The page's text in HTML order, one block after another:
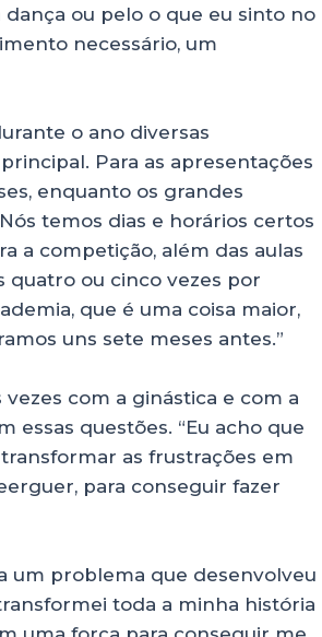
ou pelo o que eu sinto no
necessário, um
o ano diversas
Para as apresentações
enquanto os grandes
temos dias e horários certos
a competição, além das aulas
quatro ou cinco vezes por
que é uma coisa maior,
uns sete meses antes.”
com a ginástica e com a
essas questões. “Eu acho que
as frustrações em
para conseguir fazer
um problema que desenvolveu
toda a minha história